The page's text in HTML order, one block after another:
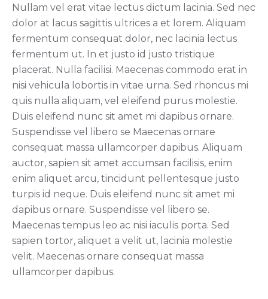
Nullam vel erat vitae lectus dictum lacinia. Sed nec
dolor at lacus sagittis ultrices a et lorem. Aliquam
fermentum consequat dolor, nec lacinia lectus
fermentum ut. In et justo id justo tristique
placerat. Nulla facilisi. Maecenas commodo erat in
nisi vehicula lobortis in vitae urna. Sed rhoncus mi
quis nulla aliquam, vel eleifend purus molestie.
Duis eleifend nunc sit amet mi dapibus ornare.
Suspendisse vel libero se Maecenas ornare
consequat massa ullamcorper dapibus. Aliquam
auctor, sapien sit amet accumsan facilisis, enim
enim aliquet arcu, tincidunt pellentesque justo
turpis id neque. Duis eleifend nunc sit amet mi
dapibus ornare. Suspendisse vel libero se.
Maecenas tempus leo ac nisi iaculis porta. Sed
sapien tortor, aliquet a velit ut, lacinia molestie
velit. Maecenas ornare consequat massa
ullamcorper dapibus.